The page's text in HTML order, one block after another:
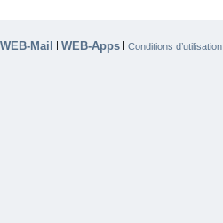
WEB-Mail | WEB-Apps | Conditions d’utilisation